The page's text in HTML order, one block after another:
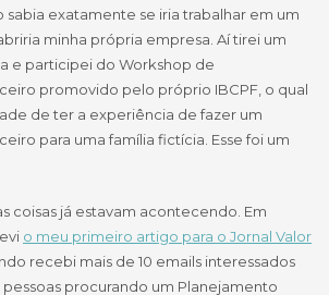
sabia exatamente se iria trabalhar em um
minha própria empresa. Aí tirei um
e participei do Workshop de
promovido pelo próprio IBCPF, o qual
de ter a experiência de fazer um
para uma família fictícia. Esse foi um
coisas já estavam acontecendo. Em
o meu primeiro artigo para o Jornal Valor
recebi mais de 10 emails interessados
procurando um Planejamento